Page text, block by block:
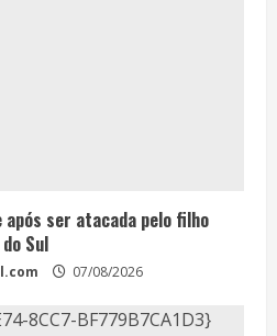
ser atacada pelo filho
Sul
07/08/2026